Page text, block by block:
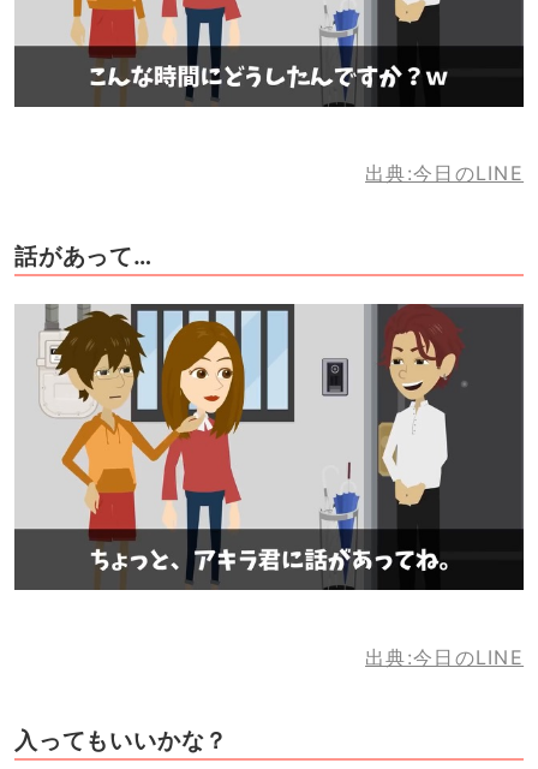
出典:今日のLINE
話があって…
出典:今日のLINE
入ってもいいかな？